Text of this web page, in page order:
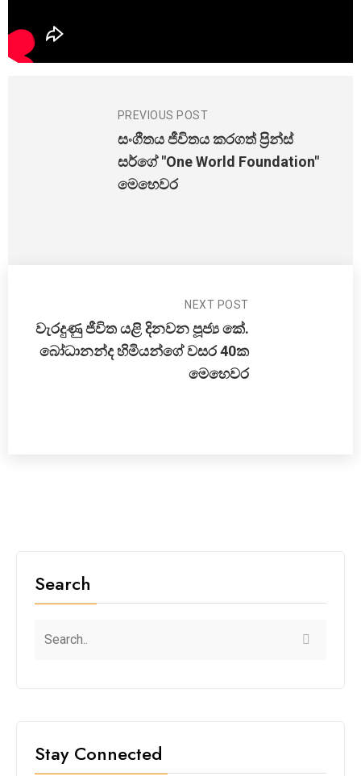
PREVIOUS POST
සංගීතය ජීවිතය කරගත් ප්‍රින්ස්
සර්ගේ "One World Foundation"
මෙහෙවර
NEXT POST
වැරදුණු ජීවිත යළි දිනවන පූජ්‍ය කේ.
බෝධානන්ද හිමියන්ගේ වසර 40ක
මෙහෙවර
Search
Stay Connected